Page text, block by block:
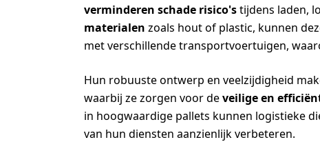
verminderen schade risico'stijdens laden,
materialen zoals hout of plastic, kunnen
met verschillende transportvoertuigen,
Hun robuuste ontwerp en veelzijdigheid
waarbij ze zorgen voor deveilige en
in hoogwaardige pallets kunnen logistieke
van hun diensten aanzienlijk verbeteren.